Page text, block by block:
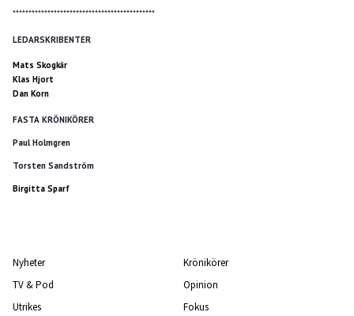
*********************************************
LEDARSKRIBENTER
Mats Skogkär
Klas Hjort
Dan Korn
FASTA KRÖNIKÖRER
Paul Holmgren
Torsten Sandström
Birgitta Sparf
Nyheter
TV & Pod
Utrikes
Krönikörer
Opinion
Fokus